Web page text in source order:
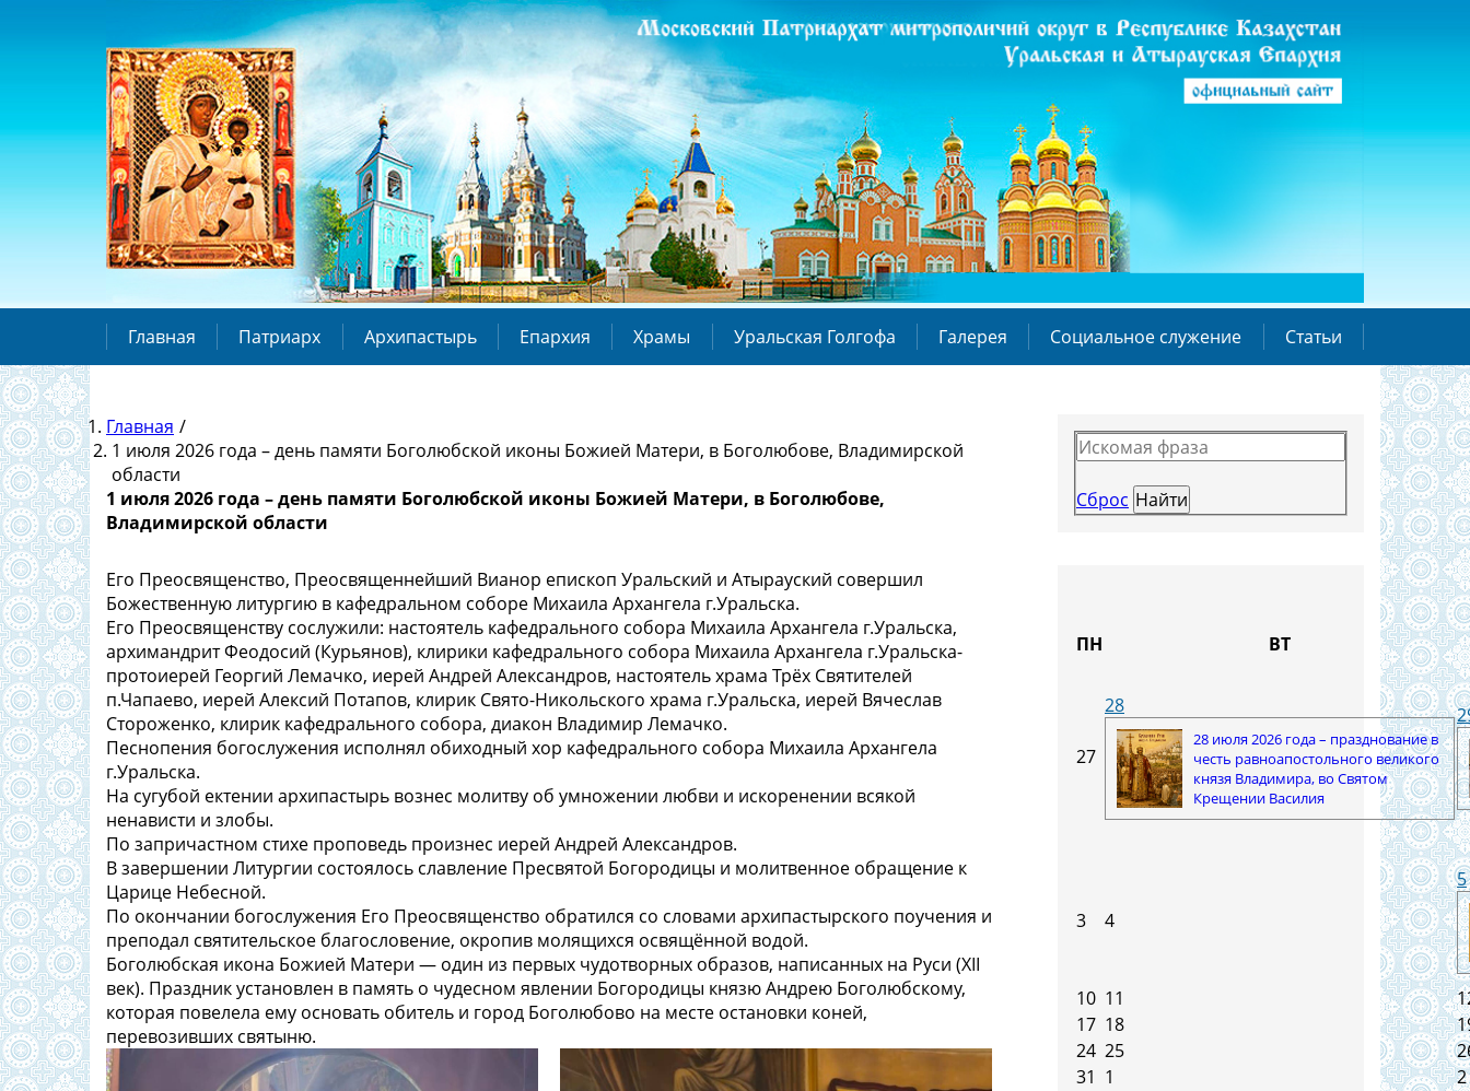
Главная Патриарх Архипастырь Епархия Храмы Уральская Голгофа Галерея Социальное служение Статьи
Главная /
1 июля 2026 года – день памяти Боголюбской иконы Божией Матери, в Боголюбове, Владимирской
области
1 июля 2026 года – день памяти Боголюбской иконы Божией Матери, в Боголюбове,
Владимирской области
Его Преосвященство, Преосвященнейший Вианор епископ Уральский и Атырауский совершил
Божественную литургию в кафедральном соборе Михаила Архангела г.Уральска.
Его Преосвященству сослужили: настоятель кафедрального собора Михаила Архангела г.Уральска,
архимандрит Феодосий (Курьянов), клирики кафедрального собора Михаила Архангела г.Уральска-
протоиерей Георгий Лемачко, иерей Андрей Александров, настоятель храма Трёх Святителей
п.Чапаево, иерей Алексий Потапов, клирик Свято-Никольского храма г.Уральска, иерей Вячеслав
Стороженко, клирик кафедрального собора, диакон Владимир Лемачко.
Песнопения богослужения исполнял обиходный хор кафедрального собора Михаила Архангела
г.Уральска.
На сугубой ектении архипастырь вознес молитву об умножении любви и искоренении всякой
ненависти и злобы.
По запричастном стихе проповедь произнес иерей Андрей Александров.
В завершении Литургии состоялось славление Пресвятой Богородицы и молитвенное обращение к
Царице Небесной.
По окончании богослужения Его Преосвященство обратился со словами архипастырского поучения и
преподал святительское благословение, окропив молящихся освящённой водой.
Боголюбская икона Божией Матери — один из первых чудотворных образов, написанных на Руси (XII
век). Праздник установлен в память о чудесном явлении Богородицы князю Андрею Боголюбскому,
которая повелела ему основать обитель и город Боголюбово на месте остановки коней,
перевозивших святыню.
Сброс
ПН ВТ
27
28
28 июля 2026 года – празднование в
честь равноапостольного великого
князя Владимира, во Святом
Крещении Василия
3 4
5
10 11
17 18
24 25
31 1 2